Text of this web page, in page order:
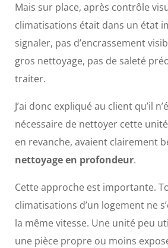
Mais sur place, après contrôle
climatisations était dans un état
signaler, pas d’encrassement
gros nettoyage, pas de saleté
traiter.
J’ai donc expliqué au client qu’il
nécessaire de nettoyer cette
en revanche, avaient clairement
nettoyage en profondeur.
Cette approche est importante.
climatisations d’un logement ne
la même vitesse. Une unité peu
une pièce propre ou moins